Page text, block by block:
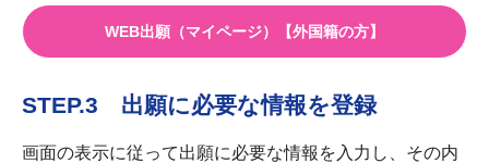
WEB出願（マイページ）【外国籍の方】
STEP.3 出願に必要な情報を登録
画面の表示に従って出願に必要な情報を入力し、その内